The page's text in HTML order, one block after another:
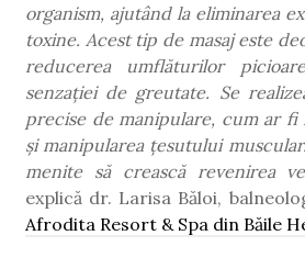
organism, ajutând la eliminarea
toxine. Acest tip de masaj este
reducerea umflăturilor
senzației de greutate. Se
precise de manipulare, cum ar fi
și manipularea țesutului
menite să crească revenirea
explică dr. Larisa Băloi,
Afrodita Resort & Spa din Băile